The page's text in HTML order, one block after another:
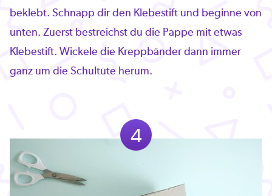
beklebt. Schnapp dir den Klebestift und beginne von
unten. Zuerst bestreichst du die Pappe mit etwas
Klebestift. Wickele die Kreppbänder dann immer
ganz um die Schultüte herum.
4